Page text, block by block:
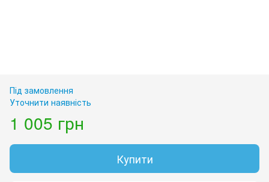
Під замовлення
Уточнити наявність
1 005 грн
Купити